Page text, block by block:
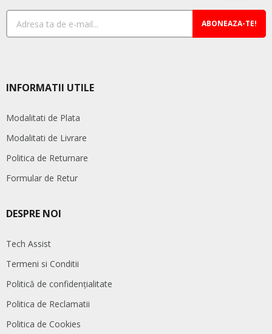
ABONEAZA-TE!
INFORMATII UTILE
Modalitati de Plata
Modalitati de Livrare
Politica de Returnare
Formular de Retur
DESPRE NOI
Tech Assist
Termeni si Conditii
Politică de confidențialitate
Politica de Reclamatii
Politica de Cookies